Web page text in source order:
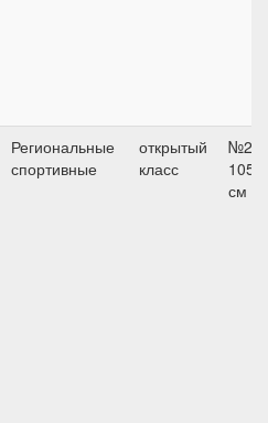
Региональные
спортивные
открытый
класс
№2,
105
см